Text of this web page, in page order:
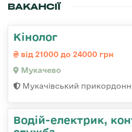
ВАКАНСІЇ
Кінолог
від 21000 до 24000 грн
Мукачево
Мукачівський
Водій-електрик,